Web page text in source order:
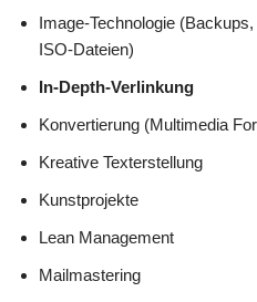
Image-Technologie
ISO-Dateien)
In-Depth-Verlinkung
Konvertierung (Multimedia
Kreative Texterstellung
Kunstprojekte
Lean Management
Mailmastering